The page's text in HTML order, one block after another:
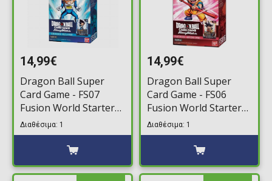
14,99€
Dragon Ball Super
Card Game - FS07
Fusion World Starter
Deck: Vegeta (Mini)
Διαθέσιμα: 1
14,99€
Dragon Ball Super
Card Game - FS06
Fusion World Starter
Deck: Son Goku (Mini)
Διαθέσιμα: 1